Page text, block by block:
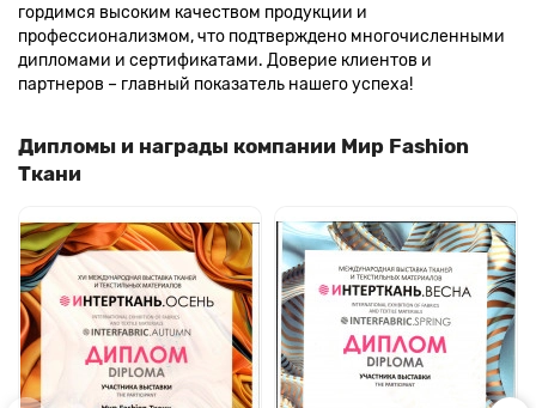
гордимся высоким качеством продукции и
профессионализмом, что подтверждено многочисленными
дипломами и сертификатами. Доверие клиентов и
партнеров – главный показатель нашего успеха!
Дипломы и награды компании Мир Fashion
Ткани